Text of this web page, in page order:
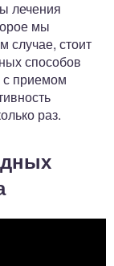
лечения
мы
случае, стоит
способов
с приемом
раз.